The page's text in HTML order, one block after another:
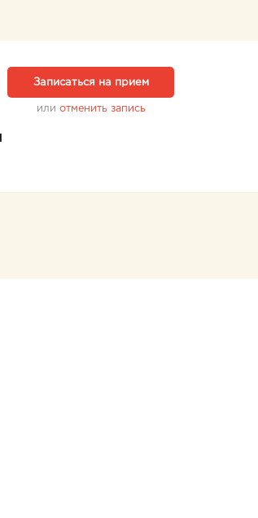
Записаться на прием
или отменить запись